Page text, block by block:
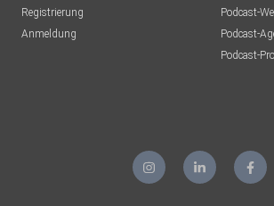
Registrierung
Anmeldung
Podcast-
Podcast-
Podcast-